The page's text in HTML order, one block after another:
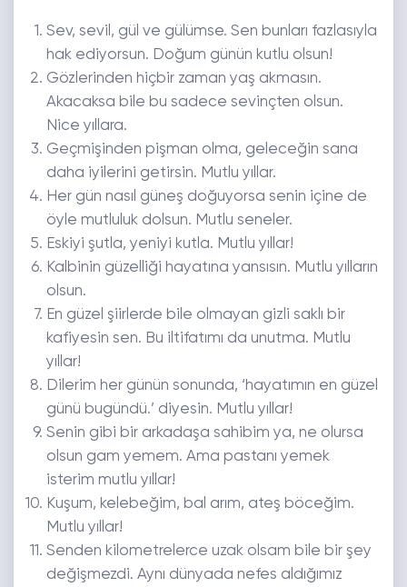
Sev, sevil, gül ve gülümse. Sen bunları fazlasıyla
hak ediyorsun. Doğum günün kutlu olsun!
Gözlerinden hiçbir zaman yaş akmasın.
Akacaksa bile bu sadece sevinçten olsun.
Nice yıllara.
Geçmişinden pişman olma, geleceğin sana
daha iyilerini getirsin. Mutlu yıllar.
Her gün nasıl güneş doğuyorsa senin içine de
öyle mutluluk dolsun. Mutlu seneler.
Eskiyi şutla, yeniyi kutla. Mutlu yıllar!
Kalbinin güzelliği hayatına yansısın. Mutlu yılların
olsun.
En güzel şiirlerde bile olmayan gizli saklı bir
kafiyesin sen. Bu iltifatımı da unutma. Mutlu
yıllar!
Dilerim her günün sonunda, ‘hayatımın en güzel
günü bugündü.’ diyesin. Mutlu yıllar!
Senin gibi bir arkadaşa sahibim ya, ne olursa
olsun gam yemem. Ama pastanı yemek
isterim mutlu yıllar!
Kuşum, kelebeğim, bal arım, ateş böceğim.
Mutlu yıllar!
Senden kilometrelerce uzak olsam bile bir şey
değişmezdi. Aynı dünyada nefes aldığımız